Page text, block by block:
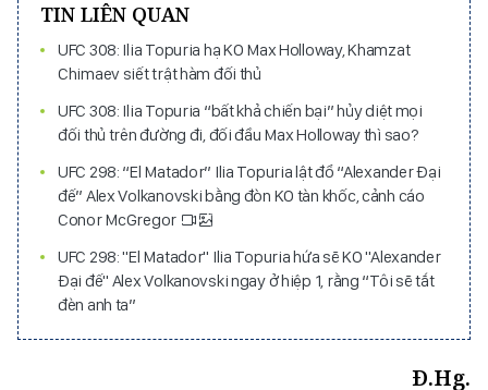
TIN LIÊN QUAN
UFC 308: Ilia Topuria hạ KO Max Holloway, Khamzat
Chimaev siết trật hàm đối thủ
UFC 308: Ilia Topuria “bất khả chiến bại” hủy diệt mọi
đối thủ trên đường đi, đối đầu Max Holloway thì sao?
UFC 298: “El Matador” Ilia Topuria lật đổ “Alexander Đại
đế” Alex Volkanovski bằng đòn KO tàn khốc, cảnh cáo
Conor McGregor
UFC 298: "El Matador" Ilia Topuria hứa sẽ KO "Alexander
Đại đế" Alex Volkanovski ngay ở hiệp 1, rằng “Tôi sẽ tắt
đèn anh ta”
Đ.Hg.